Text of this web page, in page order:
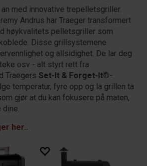
med innovative trepelletsgriller.
Andrus har Traeger transformert
høykvalitets pelletsgriller som
Disse grillsystemene
og allsidighet. De lar deg
osv - alt styrt rett fra
Traegers Set-It & Forget-It®-
temperatur, fyre opp og la grillen ta
gjør at du kan fokusere på maten,
dine.
her..